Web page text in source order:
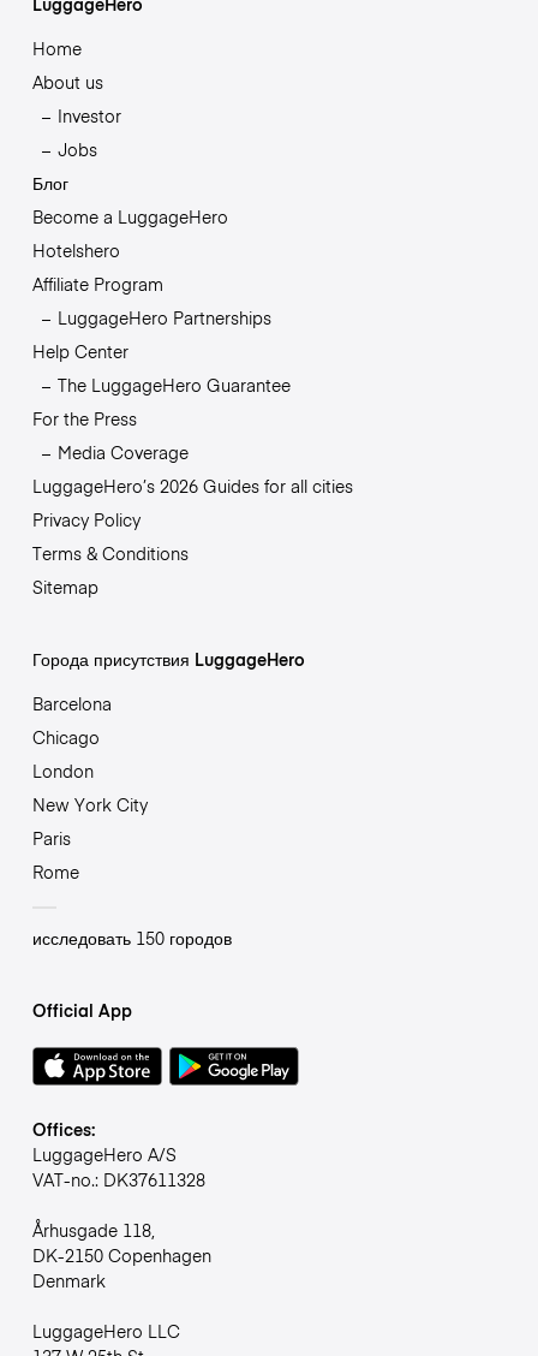
Home
About us
Investor
Jobs
Блог
Become a LuggageHero
Hotelshero
Affiliate Program
LuggageHero Partnerships
Help Center
The LuggageHero Guarantee
For the Press
Media Coverage
LuggageHero’s 2026 Guides for all cities
Privacy Policy
Terms & Conditions
Sitemap
Города присутствия LuggageHero
Barcelona
Chicago
London
New York City
Paris
Rome
исследовать 150 городов
Official App
Offices:
LuggageHero A/S
VAT-no.: DK37611328
Århusgade 118,
DK-2150 Copenhagen
Denmark
LuggageHero LLC